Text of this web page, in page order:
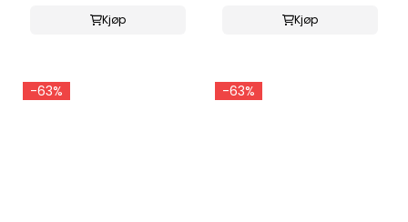
Kjøp
Kjøp
-63% -63%